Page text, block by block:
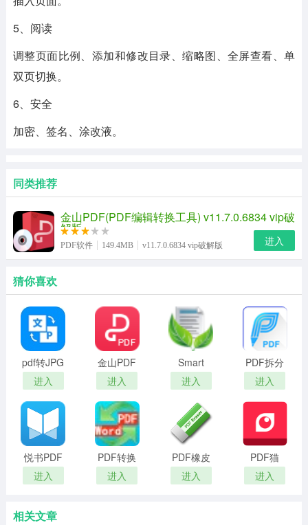
5、阅读
调整页面比例、添加和修改目录、缩略图、全屏查看、单
双页切换。
6、安全
加密、签名、涂改液。
同类推荐
金山PDF(PDF编辑转换工具) v11.7.0.6834 vip破
解版
PDF软件 149.4MB v11.7.0.6834 vip破解版 进入
猜你喜欢
pdf转JPG
转换器
进入
金山PDF
阅读器最
新版
进入
Smart
PDF
Reader
进入
PDF拆分
软件
进入
悦书PDF
阅读器
进入
PDF转换
成WORD
转换器
进入
PDF橡皮
擦PDF
Eraser
进入
PDF猫
OCR文字
识别免费
进入
相关文章